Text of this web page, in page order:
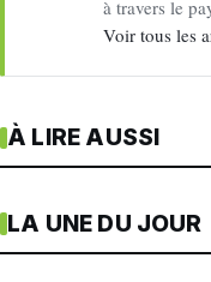
à travers le
Voir tous les
À LIRE AUSSI
LA UNE DU JOUR